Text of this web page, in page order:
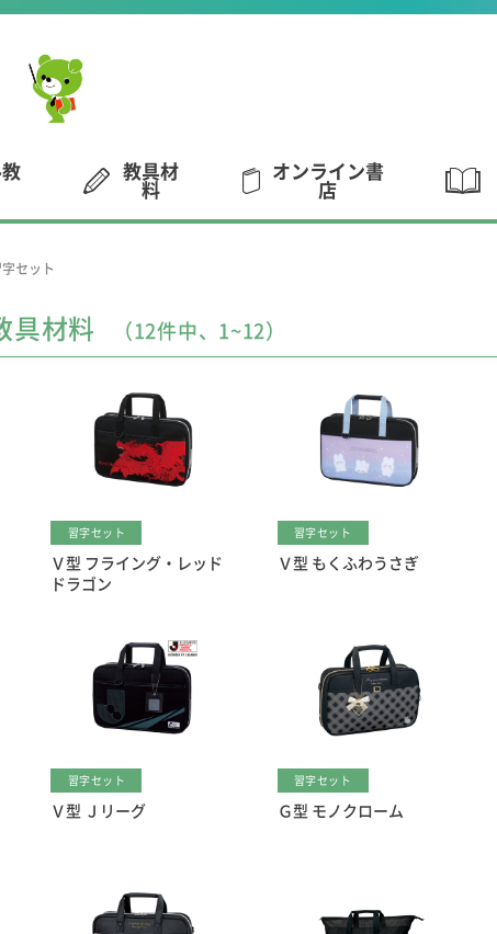
教具材
料
オンライン書
店
字セット
具材料 （12件中、1~12）
習字セット
Ｖ型 フライング・レッド
ドラゴン
習字セット
Ｖ型 もくふわうさぎ
習字セット
Ｖ型 Ｊリーグ
習字セット
Ｇ型 モノクローム